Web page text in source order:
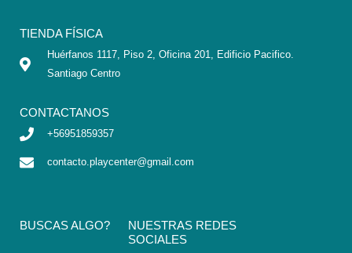
TIENDA FÍSICA
Huérfanos 1117, Piso 2, Oficina 201, Edificio Pacifico.
Santiago Centro
CONTACTANOS
+56951859357
contacto.playcenter@gmail.com
BUSCAS ALGO?
NUESTRAS REDES
SOCIALES